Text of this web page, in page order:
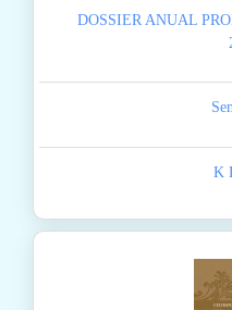
DOSSIER ANUAL
K